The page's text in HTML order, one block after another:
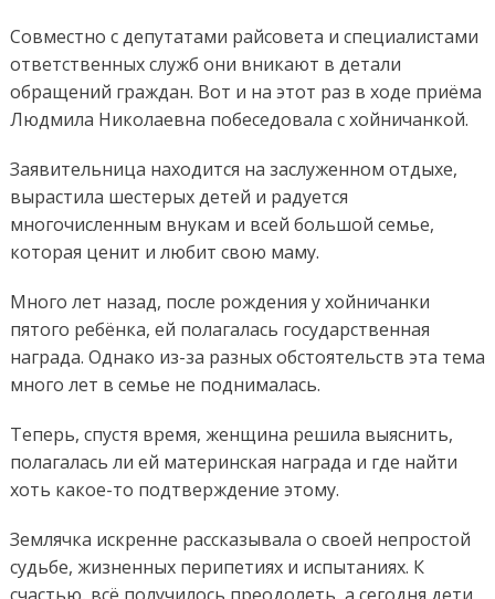
Совместно с депутатами райсовета и специалистами
ответственных служб они вникают в детали
обращений граждан. Вот и на этот раз в ходе приёма
Людмила Николаевна побеседовала с хойничанкой.
Заявительница находится на заслуженном отдыхе,
вырастила шестерых детей и радуется
многочисленным внукам и всей большой семье,
которая ценит и любит свою маму.
Много лет назад, после рождения у хойничанки
пятого ребёнка, ей полагалась государственная
награда. Однако из-за разных обстоятельств эта тема
много лет в семье не поднималась.
Теперь, спустя время, женщина решила выяснить,
полагалась ли ей материнская награда и где найти
хоть какое-то подтверждение этому.
Землячка искренне рассказывала о своей непростой
судьбе, жизненных перипетиях и испытаниях. К
счастью, всё получилось преодолеть, а сегодня дети